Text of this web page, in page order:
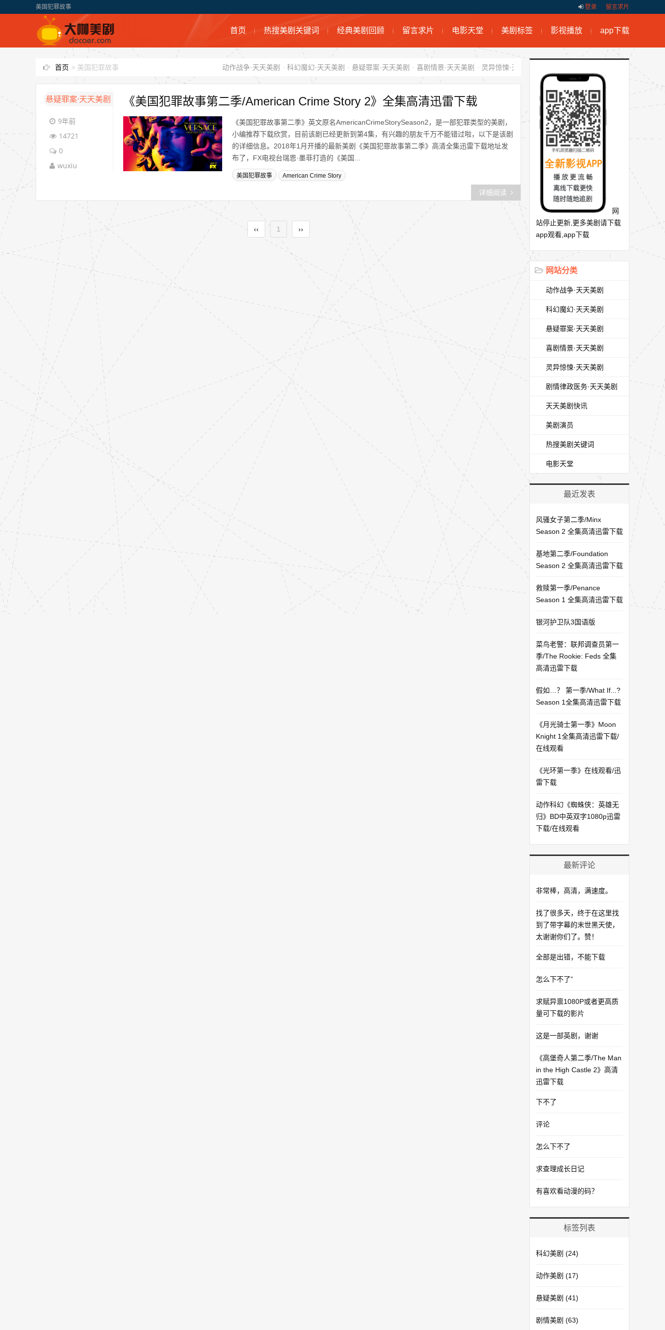
美国犯罪故事 登录 留言求片
首页 热搜美剧关键词 经典美剧回顾 留言求片 电影天堂 美剧标签 影视播放 app下载
首页 > 美国犯罪故事 动作战争·天天美剧 · 科幻魔幻·天天美剧 · 悬疑罪案·天天美剧 · 喜剧情景·天天美剧 · 灵异惊悚·天天美剧 天天美剧快
悬疑罪案·天天美剧
9年前
14721
0
wuxiu
《美国犯罪故事第二季/American Crime Story 2》全集高清迅雷下载
《美国犯罪故事第二季》英文原名AmericanCrimeStorySeason2，是一部犯罪类型的美剧，
小编推荐下载欣赏，目前该剧已经更新到第4集，有兴趣的朋友千万不能错过啦，以下是该剧
的详细信息。2018年1月开播的最新美剧《美国犯罪故事第二季》高清全集迅雷下载地址发
布了，FX电视台瑞恩·墨菲打造的《美国...
美国犯罪故事 American Crime Story
详细阅读
‹‹ 1 ››
网
站停止更新,更多美剧请下载
app观看,app下载
网站分类
动作战争·天天美剧
科幻魔幻·天天美剧
悬疑罪案·天天美剧
喜剧情景·天天美剧
灵异惊悚·天天美剧
剧情律政医务·天天美剧
天天美剧快讯
美剧演员
热搜美剧关键词
电影天堂
最近发表
风骚女子第二季/Minx
Season 2 全集高清迅雷下载
基地第二季/Foundation
Season 2 全集高清迅雷下载
救赎第一季/Penance
Season 1 全集高清迅雷下载
银河护卫队3国语版
菜鸟老警：联邦调查员第一
季/The Rookie: Feds 全集
高清迅雷下载
假如…？ 第一季/What If...?
Season 1全集高清迅雷下载
《月光骑士第一季》Moon
Knight 1全集高清迅雷下载/
在线观看
《光环第一季》在线观看/迅
雷下载
动作科幻《蜘蛛侠：英雄无
归》BD中英双字1080p迅雷
下载/在线观看
最新评论
非常棒，高清，满速度。
找了很多天，终于在这里找
到了带字幕的末世黑天使，
太谢谢你们了。赞！
全部是出错，不能下载
怎么下不了”
求赋异禀1080P或者更高质
量可下载的影片
这是一部英剧，谢谢
《高堡奇人第二季/The Man
in the High Castle 2》高清
迅雷下载
下不了
评论
怎么下不了
求查理成长日记
有喜欢看动漫的码？
标签列表
科幻美剧 (24)
动作美剧 (17)
悬疑美剧 (41)
剧情美剧 (63)